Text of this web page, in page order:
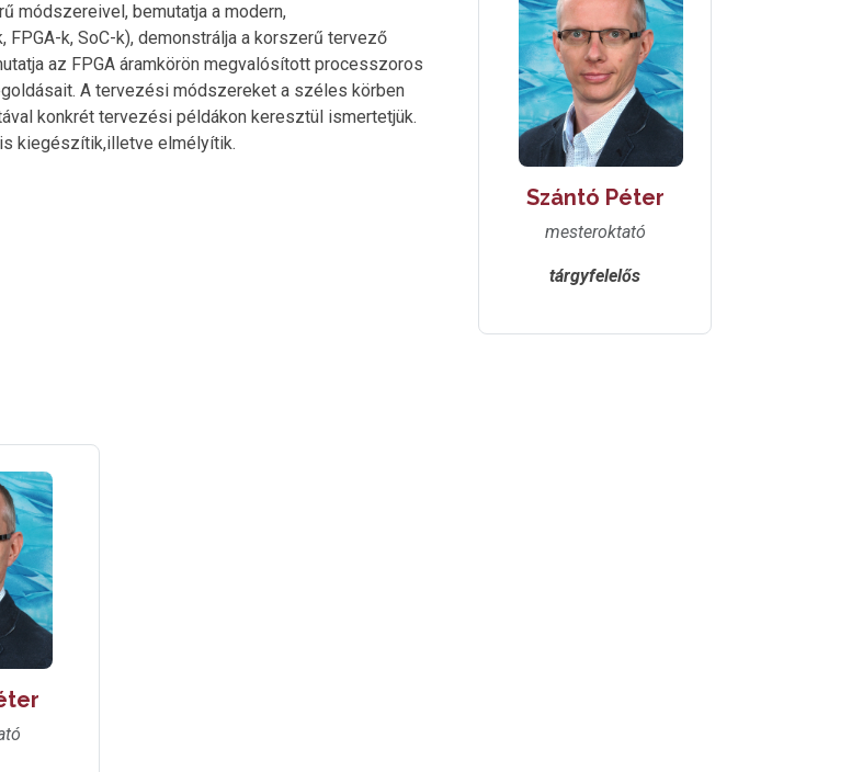
módszereivel, bemutatja a modern,
k, SoC-k), demonstrálja a korszerű tervező
az FPGA áramkörön megvalósított processzoros
A tervezési módszereket a széles körben
konkrét tervezési példákon keresztül ismertetjük.
kiegészítik,illetve elmélyítik.
Szántó Péter
mesteroktató
tárgyfelelős